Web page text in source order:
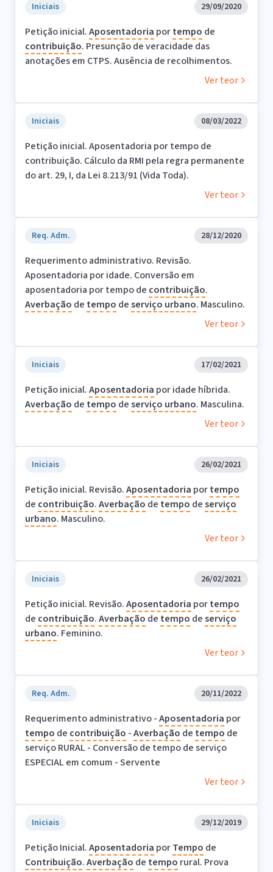
Iniciais 29/09/2020
Petição inicial.Aposentadoria portempo de
contribuição. Presunção de veracidade das
anotações em CTPS. Ausência de recolhimentos.
Ver teor
Iniciais 08/03/2022
Petição inicial. Aposentadoria por tempo de
contribuição. Cálculo da RMI pela regra permanente
do art. 29, I, da Lei 8.213/91 (Vida Toda).
Ver teor
Req. Adm. 28/12/2020
Requerimento administrativo. Revisão.
Aposentadoria por idade. Conversão em
aposentadoria por tempo de contribuição.
Averbação de tempo deserviço urbano. Masculino.
Ver teor
Iniciais 17/02/2021
Petição inicial.Aposentadoria por idade híbrida.
Averbação de tempo deserviço urbano. Masculina.
Ver teor
Iniciais 26/02/2021
Petição inicial. Revisão.Aposentadoria portempo
de contribuição.Averbação de tempo deserviço
urbano. Masculino.
Ver teor
Iniciais 26/02/2021
Petição inicial. Revisão.Aposentadoria portempo
de contribuição.Averbação de tempo deserviço
urbano. Feminino.
Ver teor
Req. Adm. 20/11/2022
Requerimento administrativo -Aposentadoria por
tempo de contribuição -Averbação de tempo de
serviço RURAL - Conversão de tempo de serviço
ESPECIAL em comum - Servente
Ver teor
Iniciais 29/12/2019
Petição Inicial.Aposentadoria porTempo de
Contribuição.Averbação de tempo rural. Prova